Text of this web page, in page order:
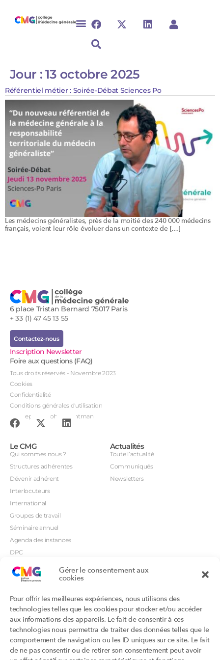
Gérer le consentement aux
cookies
Pour offrir les meilleures expériences, nous utilisons des
technologies telles que les cookies pour stocker et/ou accéder
aux informations des appareils. Le fait de consentir à ces
technologies nous permettra de traiter des données telles que le
comportement de navigation ou les ID uniques sur ce site. Le fait
de ne pas consentir ou de retirer son consentement peut avoir
Jour :13 octobre 2025
Référentiel métier : Soirée-Débat Sciences Po
Les médecins généralistes, près de la moitié des 240 000 médecins
français, voient leur rôle évoluer dans un contexte de […]
6 place Tristan Bernard 75017 Paris
+ 33 (1) 47 45 13 55
Contactez-nous
Inscription Newsletter
Foire aux questions (FAQ)
Tous droits réservés - Novembre 2023
Cookies
Confidentialité
Conditions générales d'utilisation
Conception : John Brightman
Le CMG
Qui sommes nous ?
Structures adhérentes
Dévenir adhérent
Interlocuteurs
International
Groupes de travail
Séminaire annuel
Agenda des instances
DPC
CSI
Orientations prioritaires
Actualités
Toute l’actualité
Communiqués
Newsletters
Productions
Productions du Collège
Productions des structures
adhérentes
Labellisation
Addictions et médecine générale
Portails
Annuaire DU/DIU
Archimede.fr
Ebmfrance.net
Toutes les recos
Certificats-absurdes.fr